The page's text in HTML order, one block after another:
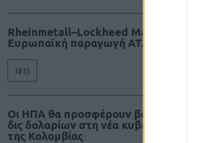
Rheinmetall–Lockheed Martin:
Ευρωπαϊκή παραγωγή ATACMS
10:55
Οι ΗΠΑ θα προσφέρουν βοήθεια 1
δις δολαρίων στη νέα κυβέρνηση
της Κολομβίας